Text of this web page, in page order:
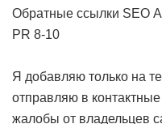
Обратные ссылки SEO
PR 8-10
Я добавляю только на
отправляю в
жалобы от владельцев